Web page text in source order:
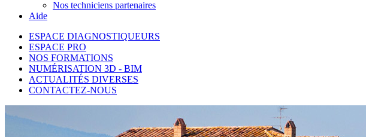
Nos techniciens partenaires
Aide
ESPACE DIAGNOSTIQUEURS
ESPACE PRO
NOS FORMATIONS
NUMÉRISATION 3D - BIM
ACTUALITÉS DIVERSES
CONTACTEZ-NOUS